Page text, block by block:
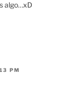
algo…xD
PM